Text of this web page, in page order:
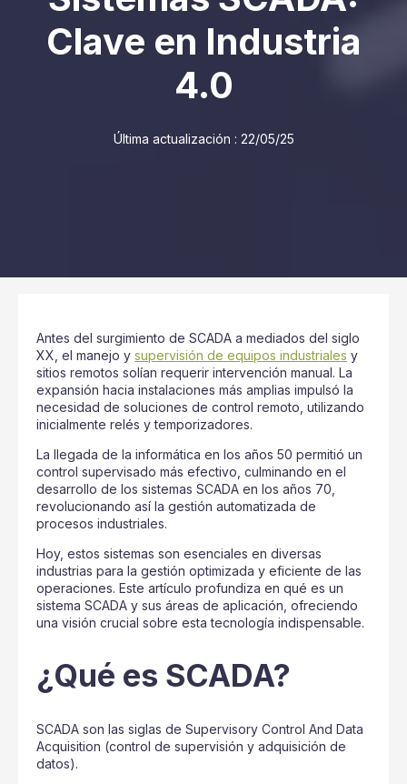
Clave en Industria
4.0
Última actualización : 22/05/25
Antes del surgimiento de SCADA a mediados del siglo
XX, el manejo y supervisión de equipos industriales y
sitios remotos solían requerir intervención manual. La
expansión hacia instalaciones más amplias impulsó la
necesidad de soluciones de control remoto, utilizando
inicialmente relés y temporizadores.
La llegada de la informática en los años 50 permitió un
control supervisado más efectivo, culminando en el
desarrollo de los sistemas SCADA en los años 70,
revolucionando así la gestión automatizada de
procesos industriales.
Hoy, estos sistemas son esenciales en diversas
industrias para la gestión optimizada y eficiente de las
operaciones. Este artículo profundiza en qué es un
sistema SCADA y sus áreas de aplicación, ofreciendo
una visión crucial sobre esta tecnología indispensable.
¿Qué es SCADA?
SCADA son las siglas de Supervisory Control And Data
Acquisition (control de supervisión y adquisición de
datos).